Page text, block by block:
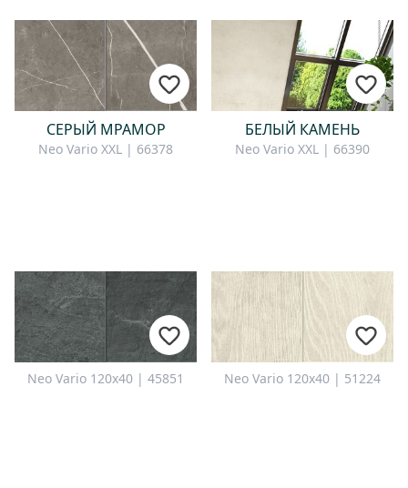
СЕРЫЙ МРАМОР
Neo Vario XXL | 66378
БЕЛЫЙ КАМЕНЬ
Neo Vario XXL | 66390
Neo Vario 120x40 | 45851 Neo Vario 120x40 | 51224